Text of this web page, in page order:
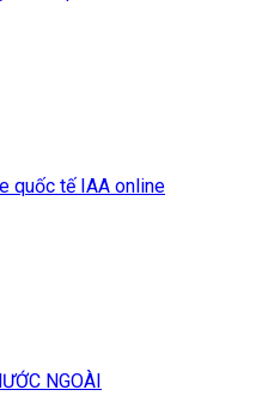
quốc tế IAA online
NGOÀI